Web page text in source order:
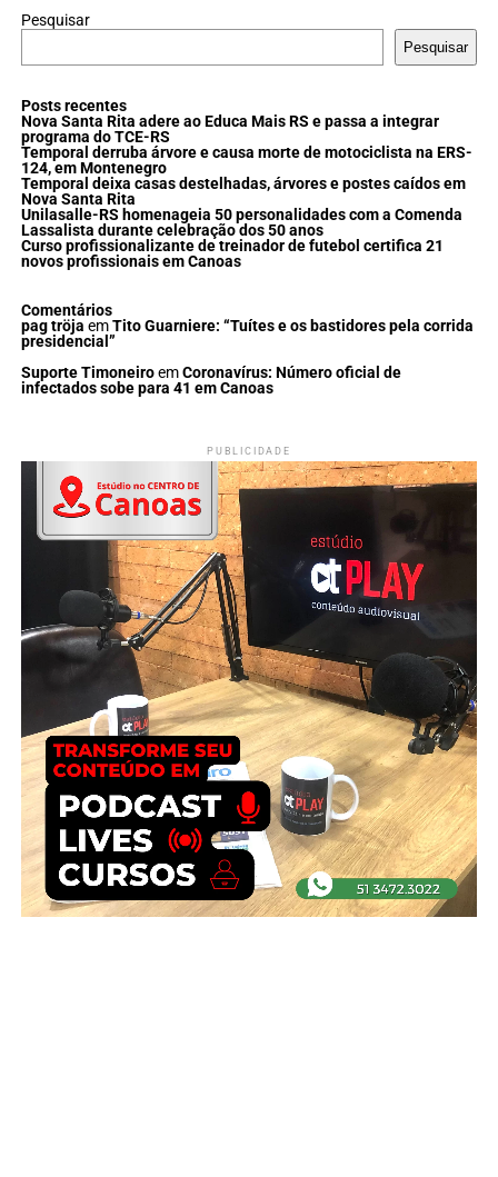
Pesquisar
Pesquisar
Posts recentes
Nova Santa Rita adere ao Educa Mais RS e passa a integrar
programa do TCE-RS
Temporal derruba árvore e causa morte de motociclista na ERS-
124, em Montenegro
Temporal deixa casas destelhadas, árvores e postes caídos em
Nova Santa Rita
Unilasalle-RS homenageia 50 personalidades com a Comenda
Lassalista durante celebração dos 50 anos
Curso profissionalizante de treinador de futebol certifica 21
novos profissionais em Canoas
Comentários
pag tröja emTito Guarniere: “Tuítes e os bastidores pela corrida
presidencial”
Suporte TimoneiroemCoronavírus: Número oficial de
infectados sobe para 41 em Canoas
PUBLICIDADE